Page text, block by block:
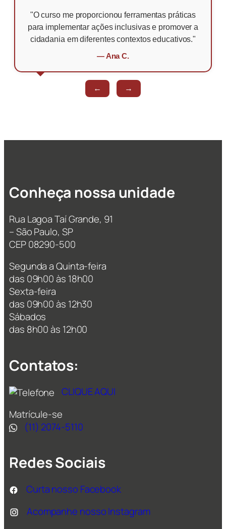
"O curso me proporcionou ferramentas práticas
para implementar ações inclusivas e promover a
cidadania em diferentes contextos educativos."
— Ana C.
← →
Conheça nossa unidade
Rua Lagoa Taí Grande, 91
– São Paulo, SP
CEP 08290-500
Segunda a Quinta-feira
das 09h00 às 18h00
Sexta-feira
das 09h00 às 12h30
Sábados
das 8h00 às 12h00
Contatos:
CLIQUE AQUI
Matrícule-se
(11) 2074-5110
Redes Sociais
Curta nosso Facebook
Acompanhe nosso Instagram